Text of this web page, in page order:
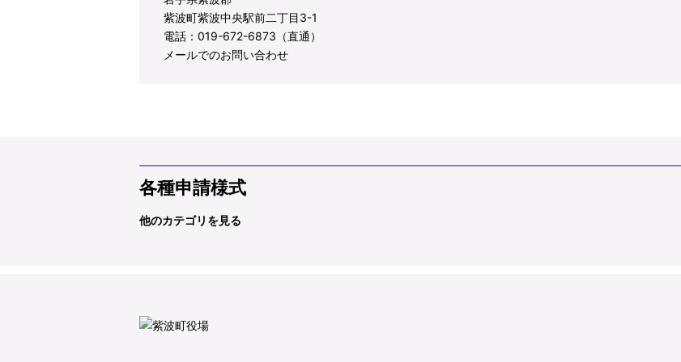
紫波町紫波中央駅前二丁目3-1
電話：019-672-6873（直通）
メールでのお問い合わせ
各種申請様式
他のカテゴリを見る